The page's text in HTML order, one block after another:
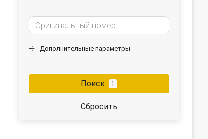
Дополнительные параметры
Поиск 1
Сбросить